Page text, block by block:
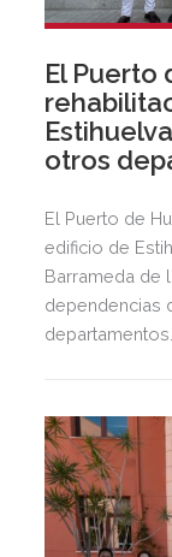
El Puerto
otros
El Puerto de
edificio de
Barrameda de
dependencias
departamentos.